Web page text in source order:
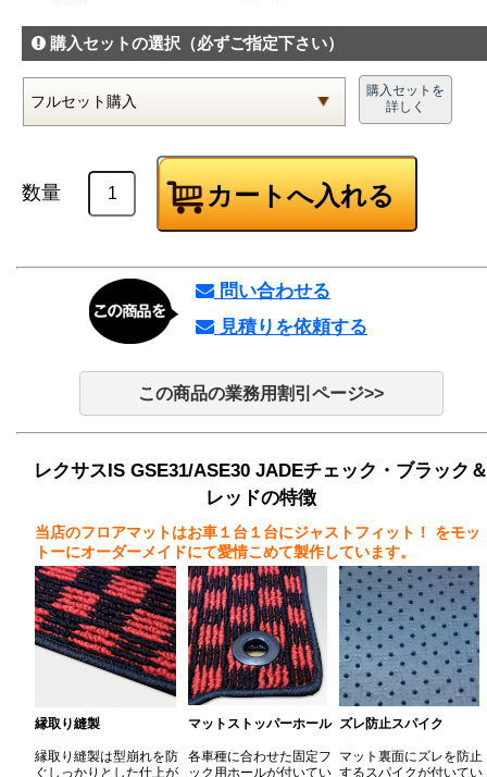
購入セットの選択 （必ずご指定下さい）
購入セットを
詳しく
数量
問い合わせる
見積りを依頼する
この商品の業務用割引ページ>>
レクサスIS GSE31/ASE30 JADEチェック・ブラック＆
レッドの特徴
当店のフロアマットはお車１台１台にジャストフィット！
をモッ
トーにオーダーメイドにて愛情こめて製作しています。
縁取り縫製
縁取り縫製は型崩れを防
ぐしっかりとした仕上が
マットストッパーホール
各車種に合わせた固定フ
ック用ホールが付いてい
ズレ防止スパイク
マット裏面にズレを防止
するスパイクが付いてい